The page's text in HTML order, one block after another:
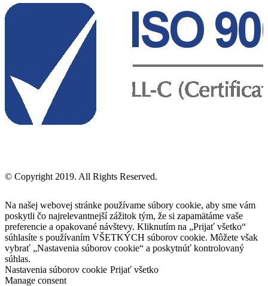
© Copyright 2019. All Rights Reserved.
Na našej webovej stránke používame súbory cookie, aby sme vám
poskytli čo najrelevantnejší zážitok tým, že si zapamätáme vaše
preferencie a opakované návštevy. Kliknutím na „Prijať všetko“
súhlasíte s používaním VŠETKÝCH súborov cookie. Môžete však
vybrať „Nastavenia súborov cookie“ a poskytnúť kontrolovaný
súhlas.
Nastavenia súborov cookie Prijať všetko
Manage consent